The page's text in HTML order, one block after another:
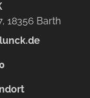
18356 Barth